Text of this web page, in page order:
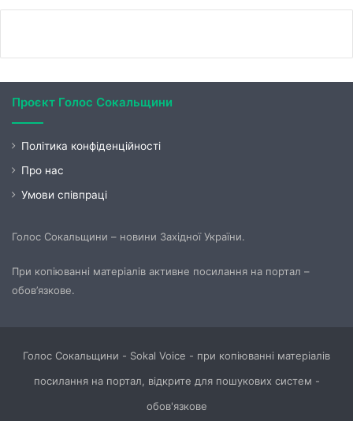
Проєкт Голос Сокальщини
Політика конфіденційності
Про нас
Умови співпраці
Голос Сокальщини – новини Західної України.
При копіюванні матеріалів активне посилання на портал –
обов’язкове.
Голос Сокальщини - Sokal Voice - при копіюванні матеріалів
посилання на портал, відкрите для пошукових систем -
обов'язкове